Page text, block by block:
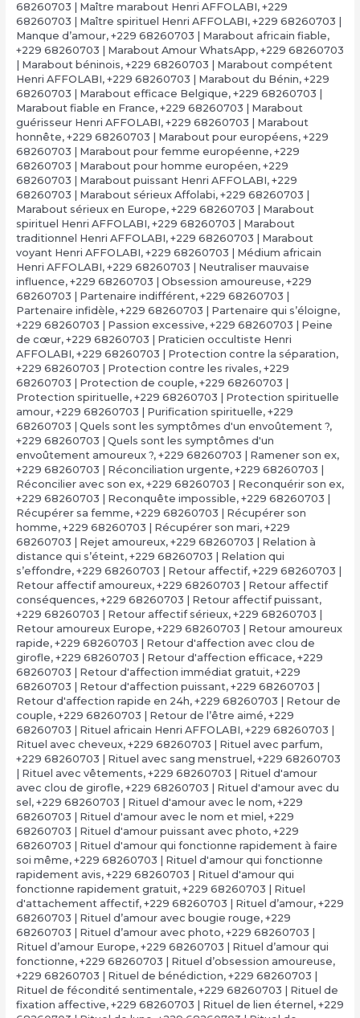
68260703 | Maître marabout Henri AFFOLABI, +229
68260703 | Maître spirituel Henri AFFOLABI, +229 68260703 |
Manque d’amour, +229 68260703 | Marabout africain fiable,
+229 68260703 | Marabout Amour WhatsApp, +229 68260703
| Marabout béninois, +229 68260703 | Marabout compétent
Henri AFFOLABI, +229 68260703 | Marabout du Bénin, +229
68260703 | Marabout efficace Belgique, +229 68260703 |
Marabout fiable en France, +229 68260703 | Marabout
guérisseur Henri AFFOLABI, +229 68260703 | Marabout
honnête, +229 68260703 | Marabout pour européens, +229
68260703 | Marabout pour femme européenne, +229
68260703 | Marabout pour homme européen, +229
68260703 | Marabout puissant Henri AFFOLABI, +229
68260703 | Marabout sérieux Affolabi, +229 68260703 |
Marabout sérieux en Europe, +229 68260703 | Marabout
spirituel Henri AFFOLABI, +229 68260703 | Marabout
traditionnel Henri AFFOLABI, +229 68260703 | Marabout
voyant Henri AFFOLABI, +229 68260703 | Médium africain
Henri AFFOLABI, +229 68260703 | Neutraliser mauvaise
influence, +229 68260703 | Obsession amoureuse, +229
68260703 | Partenaire indifférent, +229 68260703 |
Partenaire infidèle, +229 68260703 | Partenaire qui s’éloigne,
+229 68260703 | Passion excessive, +229 68260703 | Peine
de cœur, +229 68260703 | Praticien occultiste Henri
AFFOLABI, +229 68260703 | Protection contre la séparation,
+229 68260703 | Protection contre les rivales, +229
68260703 | Protection de couple, +229 68260703 |
Protection spirituelle, +229 68260703 | Protection spirituelle
amour, +229 68260703 | Purification spirituelle, +229
68260703 | Quels sont les symptômes d'un envoûtement ?,
+229 68260703 | Quels sont les symptômes d'un
envoûtement amoureux ?, +229 68260703 | Ramener son ex,
+229 68260703 | Réconciliation urgente, +229 68260703 |
Réconcilier avec son ex, +229 68260703 | Reconquérir son ex,
+229 68260703 | Reconquête impossible, +229 68260703 |
Récupérer sa femme, +229 68260703 | Récupérer son
homme, +229 68260703 | Récupérer son mari, +229
68260703 | Rejet amoureux, +229 68260703 | Relation à
distance qui s’éteint, +229 68260703 | Relation qui
s’effondre, +229 68260703 | Retour affectif, +229 68260703 |
Retour affectif amoureux, +229 68260703 | Retour affectif
conséquences, +229 68260703 | Retour affectif puissant,
+229 68260703 | Retour affectif sérieux, +229 68260703 |
Retour amoureux Europe, +229 68260703 | Retour amoureux
rapide, +229 68260703 | Retour d'affection avec clou de
girofle, +229 68260703 | Retour d'affection efficace, +229
68260703 | Retour d'affection immédiat gratuit, +229
68260703 | Retour d'affection puissant, +229 68260703 |
Retour d'affection rapide en 24h, +229 68260703 | Retour de
couple, +229 68260703 | Retour de l’être aimé, +229
68260703 | Rituel africain Henri AFFOLABI, +229 68260703 |
Rituel avec cheveux, +229 68260703 | Rituel avec parfum,
+229 68260703 | Rituel avec sang menstruel , +229 68260703
| Rituel avec vêtements, +229 68260703 | Rituel d'amour
avec clou de girofle, +229 68260703 | Rituel d'amour avec du
sel , +229 68260703 | Rituel d'amour avec le nom, +229
68260703 | Rituel d'amour avec le nom et miel , +229
68260703 | Rituel d'amour puissant avec photo, +229
68260703 | Rituel d'amour qui fonctionne rapidement à faire
soi même, +229 68260703 | Rituel d'amour qui fonctionne
rapidement avis, +229 68260703 | Rituel d'amour qui
fonctionne rapidement gratuit, +229 68260703 | Rituel
d'attachement affectif, +229 68260703 | Rituel d’amour, +229
68260703 | Rituel d’amour avec bougie rouge, +229
68260703 | Rituel d’amour avec photo, +229 68260703 |
Rituel d’amour Europe, +229 68260703 | Rituel d’amour qui
fonctionne, +229 68260703 | Rituel d’obsession amoureuse,
+229 68260703 | Rituel de bénédiction, +229 68260703 |
Rituel de fécondité sentimentale, +229 68260703 | Rituel de
fixation affective, +229 68260703 | Rituel de lien éternel , +229